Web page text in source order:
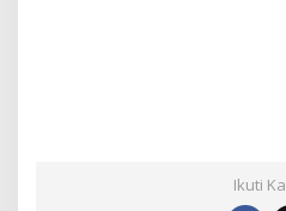
Ikuti